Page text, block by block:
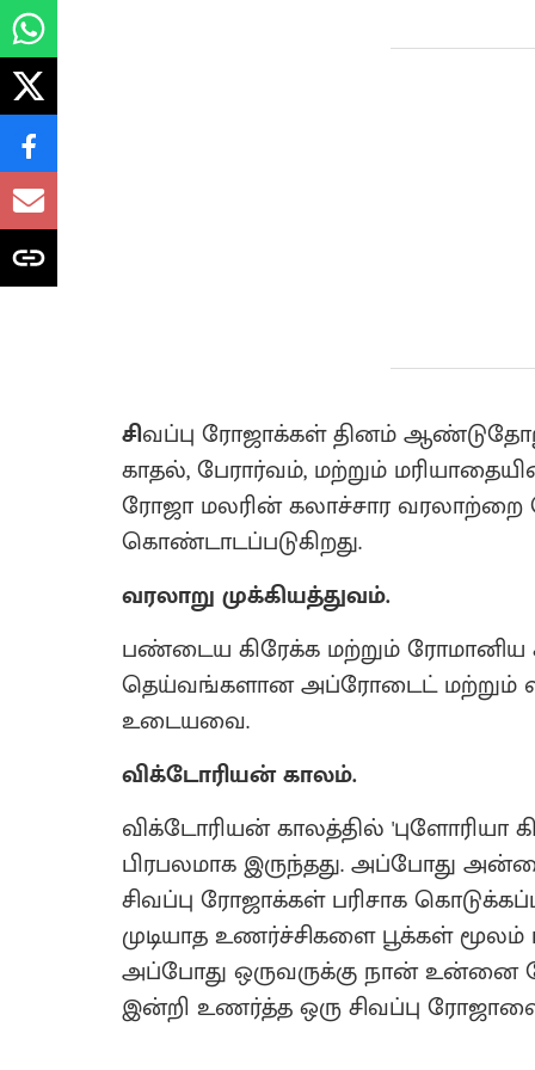
சிவப்பு ரோஜாக்கள் தினம்
காதல், பேரார்வம், மற்றும்
ரோஜா மலரின் கலாச்சார வரலாற்றை
கொண்டாடப்படுகிறது.
வரலாறு முக்கியத்துவம்.
பண்டைய கிரேக்க மற்றும் ரோமானிய
தெய்வங்களான அப்ரோடைட் மற்றும்
உடையவை.
விக்டோரியன் காலம்.
விக்டோரியன் காலத்தில் 'புளோரியா
பிரபலமாக இருந்தது. அப்போது
சிவப்பு ரோஜாக்கள் பரிசாக
முடியாத உணர்ச்சிகளை பூக்கள்
அப்போது ஒருவருக்கு நான் உன்னை
இன்றி உணர்த்த ஒரு சிவப்பு ரோஜாவை